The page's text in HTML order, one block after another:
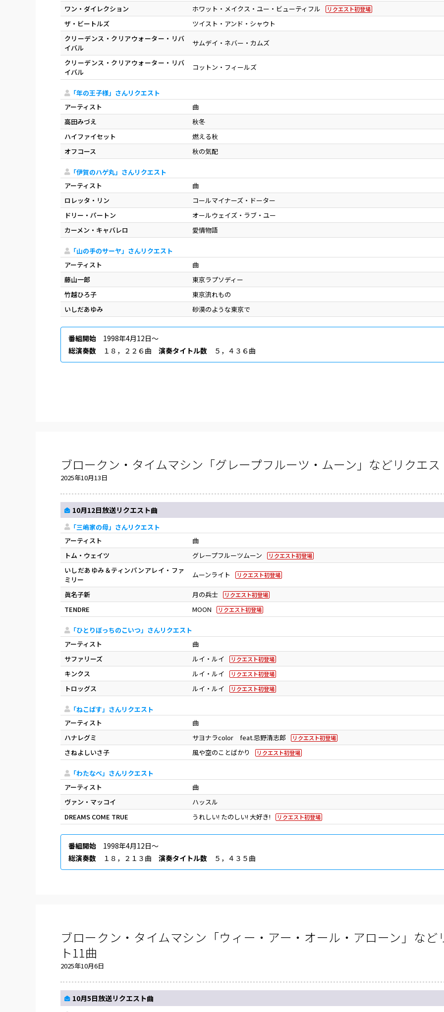
ワン・ダイレクション
ホワット・メイクス・ユー・ビューティフル リクエスト初登場
ザ・ビートルズ
ツイスト・アンド・シャウト
クリーデンス・クリアウォーター・リバ
イバル
サムデイ・ネバー・カムズ
クリーデンス・クリアウォーター・リバ
イバル
コットン・フィールズ
「年の王子様」さんリクエスト
アーティスト
曲
高田みづえ
秋冬
ハイファイセット
燃える秋
オフコース
秋の気配
「伊賀のハゲ丸」さんリクエスト
アーティスト
曲
ロレッタ・リン
コールマイナーズ・ドーター
ドリー・パートン
オールウェイズ・ラブ・ユー
カーメン・キャバレロ
愛情物語
「山の手のサーヤ」さんリクエスト
アーティスト
曲
藤山一郎
東京ラプソディー
竹越ひろ子
東京流れもの
いしだあゆみ
砂漠のような東京で
番組開始 1998年4月12日〜
総演奏数 １８，２２６曲 演奏タイトル数 ５，４３６曲
ブロークン・タイムマシン「グレープフルーツ・ムーン」などリクエス
2025年10月13日
10月12日放送リクエスト曲
「三嶋家の母」さんリクエスト
アーティスト
曲
トム・ウェイツ
グレープフルーツムーン リクエスト初登場
いしだあゆみ＆ティンパンアレイ・ファ
ミリー
ムーンライト リクエスト初登場
眞名子新 月の兵士 リクエスト初登場
TENDRE MOON リクエスト初登場
「ひとりぼっちのこいつ」さんリクエスト
アーティスト
曲
サファリーズ
ルイ・ルイ リクエスト初登場
キンクス ルイ・ルイ リクエスト初登場
トロッグス ルイ・ルイ リクエスト初登場
「ねこばす」さんリクエスト
アーティスト
曲
ハナレグミ
サヨナラcolor feat.忌野清志郎 リクエスト初登場
さねよしいさ子 風や空のことばかり リクエスト初登場
「わたなべ」さんリクエスト
アーティスト
曲
ヴァン・マッコイ
ハッスル
DREAMS COME TRUE
うれしい! たのしい! 大好き! リクエスト初登場
番組開始 1998年4月12日〜
総演奏数 １８，２１３曲 演奏タイトル数 ５，４３５曲
ブロークン・タイムマシン「ウィー・アー・オール・アローン」など
ト11曲
2025年10月6日
10月5日放送リクエスト曲